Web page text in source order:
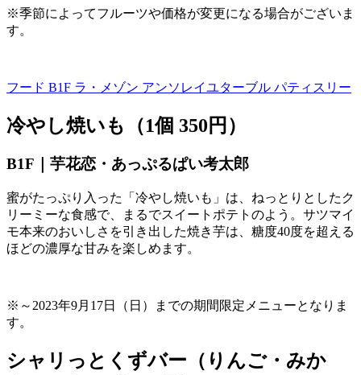
※季節によってフルーツや価格が変更になる場合がございま
す。
フード B1F ラ・メゾン アンソレイユターブル パティスリー
冷やし焼いも（1個 350円）
B1F｜芋花恋・あっぷるぱい考太郎
蜜がたっぷり入った「冷やし焼いも」は、ねっとりとしたク
リーミーな食感で、まるでスイートポテトのよう。サツマイ
モ本来のおいしさを引き出した焼き芋は、糖度40度を超える
ほどの濃厚な甘みを楽しめます。
※～ 2023年9月 17日（日）までの期間限定メニューとなりま
す。
シャリっとくずバー（りんご・みか